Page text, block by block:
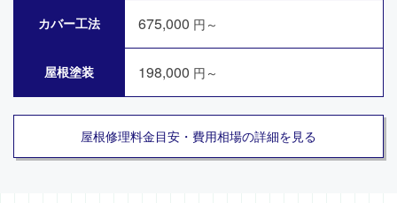
カバー工法 675,000 円～
屋根塗装 198,000 円～
屋根修理料金目安・費用相場の詳細を見る